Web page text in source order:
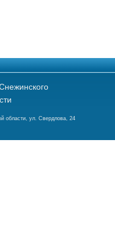
области, ул. Свердлова, 24